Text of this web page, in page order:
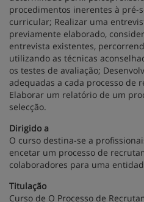
procedimentos inerentes à pré-
curricular; Realizar uma
previamente elaborado,
entrevista existentes,
utilizando as técnicas
os testes de avaliação;
adequadas a cada processo de
Elaborar um relatório de um
selecção.
Dirigido a
O curso destina-se a
encetar um processo de
colaboradores para uma
Titulação
Curso de O Processo de